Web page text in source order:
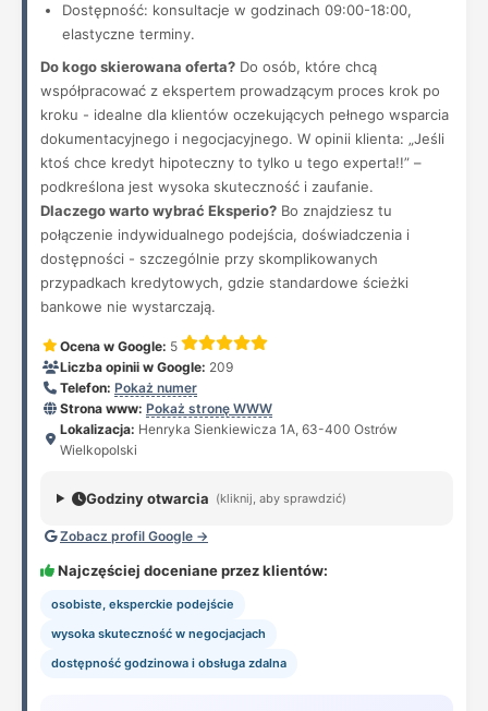
Dostępność: konsultacje w godzinach 09:00-18:00,
elastyczne terminy.
Do kogo skierowana oferta? Do osób, które chcą
współpracować z ekspertem prowadzącym proces krok po
kroku - idealne dla klientów oczekujących pełnego wsparcia
dokumentacyjnego i negocjacyjnego. W opinii klienta: „Jeśli
ktoś chce kredyt hipoteczny to tylko u tego experta!!” –
podkreślona jest wysoka skuteczność i zaufanie.
Dlaczego warto wybrać Eksperio? Bo znajdziesz tu
połączenie indywidualnego podejścia, doświadczenia i
dostępności - szczególnie przy skomplikowanych
przypadkach kredytowych, gdzie standardowe ścieżki
bankowe nie wystarczają.
Ocena w Google: 5
Liczba opinii w Google: 209
Telefon: Pokaż numer
Strona www: Pokaż stronę WWW
Lokalizacja: Henryka Sienkiewicza 1A, 63-400 Ostrów
Wielkopolski
Godziny otwarcia (kliknij, aby sprawdzić)
Zobacz profil Google →
Najczęściej doceniane przez klientów:
osobiste, eksperckie podejście
wysoka skuteczność w negocjacjach
dostępność godzinowa i obsługa zdalna